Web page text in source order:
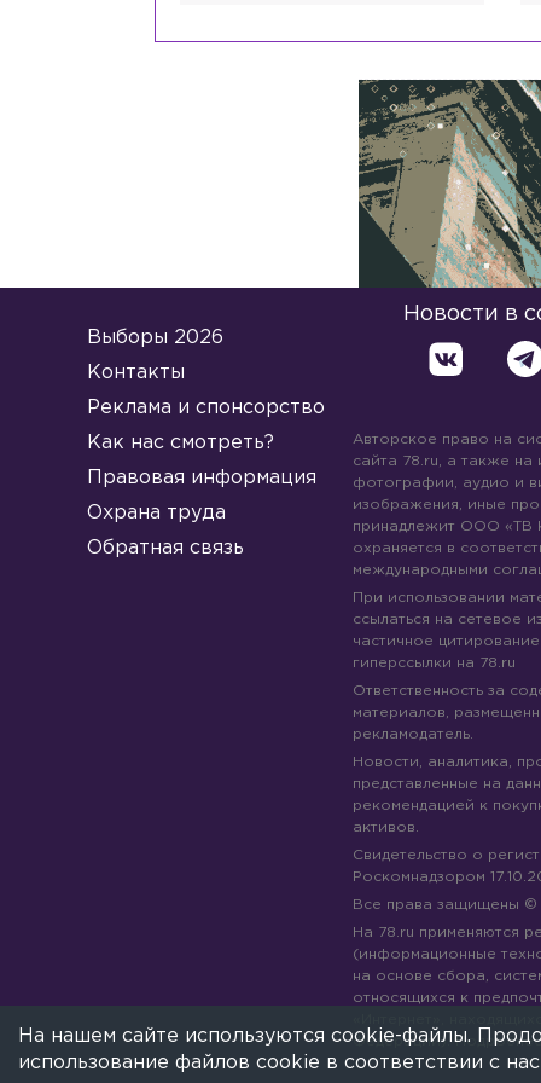
Выборы 2026
Контакты
Реклама и спонсорство
Как нас смотреть?
Правовая информация
Охрана труда
Обратная связь
Новости в
Авторское право на
сайта 78.ru, а также на
фотографии, аудио и
изображения, иные
принадлежит ООО «ТВ
охраняется в
международными
При использовании
ссылаться на сетевое
частичное
гиперссылки на 78.ru
Ответственность за
материалов,
рекламодатель.
Новости, аналитика,
представленные на
рекомендацией к
активов.
Свидетельство о
Роскомнадзором
Все права защищены
На 78.ru применяются
(информационные
на основе сбора,
относящихся к
Федерации).Подробнее
На нашем сайте используются cookie-файлы.
использование файлов cookie в соответствии с